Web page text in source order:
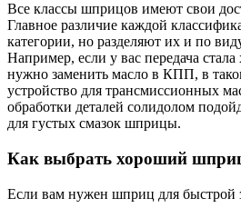
Все классы шприцов имеют свои
Главное различие каждой
категории, но разделяют их и по
Например, если у вас передача
нужно заменить масло в КПП, в
устройство для трансмиссионных
обработки деталей солидолом
для густых смазок шприцы.
Как выбрать хороший
Если вам нужен шприц для быстрой